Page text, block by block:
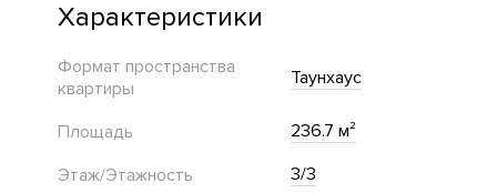
Характеристики
Формат пространства
квартиры
Таунхаус
Площадь
236.7 м²
Этаж/Этажность
3/3